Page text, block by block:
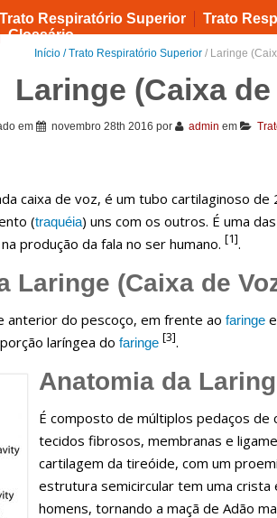
Trato Respiratório Superior
Trato
Glossário
Início /Trato Respiratório Superior/ Laringe
Laringe (Caixa
em novembro 28th 2016 por admin em
caixa de voz, é um tubo cartilaginoso
(traquéia) uns com os outros. É uma
produção da fala no ser humano. [1].
Laringe (Caixa de
anterior do pescoço, em frente ao faringe
laríngea do faringe [3].
Anatomia da
É composto de múltiplos pedaços
tecidos fibrosos, membranas e
cartilagem da tireóide, com um
estrutura semicircular tem uma
homens, tornando a maçã de Adão